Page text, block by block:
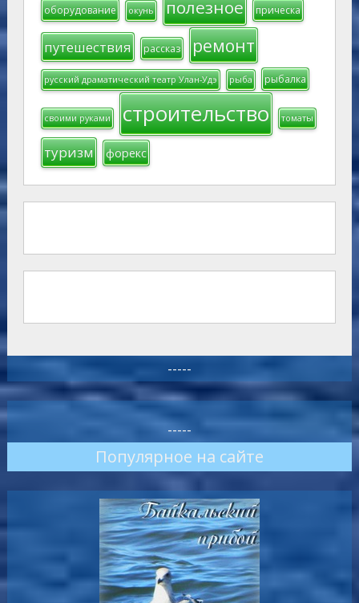
оборудование окунь полезное прическа
путешествия рассказ ремонт
русский драматический театр Улан-Удэ рыба рыбалка
своими руками строительство томаты
туризм форекс
-----
-----
Популярное на сайте